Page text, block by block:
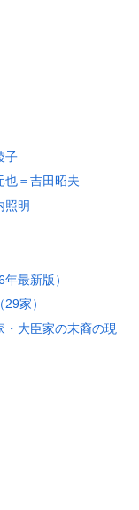
子
也＝吉田昭夫
照明
最新版）
家）
・大臣家の末裔の現